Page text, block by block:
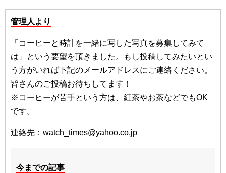
管理人より
「コーヒーと時計を一緒に写した写真を募集してみて
は」という要望を頂きました。もし投稿してみたいとい
う方がいれば下記のメールアドレスにご連絡ください。
皆さんのご投稿お待ちしてます！
※コーヒーが苦手という方は、紅茶やお茶などでもOK
です。
連絡先：watch_times@yahoo.co.jp
今までの記事